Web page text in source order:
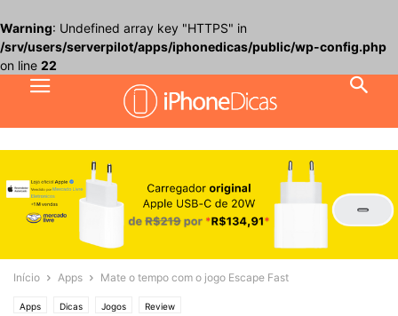
Warning: Undefined array key "HTTPS" in
/srv/users/serverpilot/apps/iphonedicas/public/wp-config.php
on line 22
Início Apps Mate o tempo com o jogo Escape Fast
Apps Dicas Jogos Review